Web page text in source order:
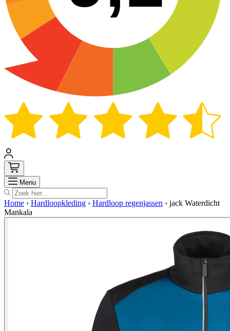
Menu Zoek
Home › Hardloopkleding › Hardloop regenjassen › jack Waterdicht
Mankala